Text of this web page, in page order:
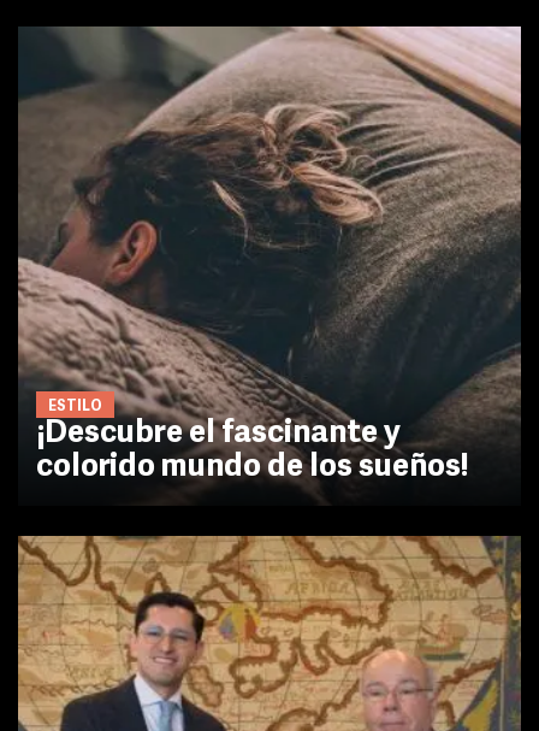
ESTILO
¡Descubre el fascinante y
colorido mundo de los sueños!